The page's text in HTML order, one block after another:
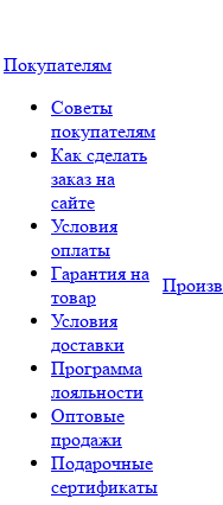
Покупателям
Советы
покупателям
Как сделать
заказ на
сайте
Условия
оплаты
Гарантия на
товар
Условия
доставки
Программа
лояльности
Оптовые
продажи
Подарочные
сертификаты